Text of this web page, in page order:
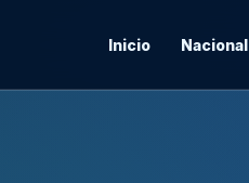
Inicio Nacional